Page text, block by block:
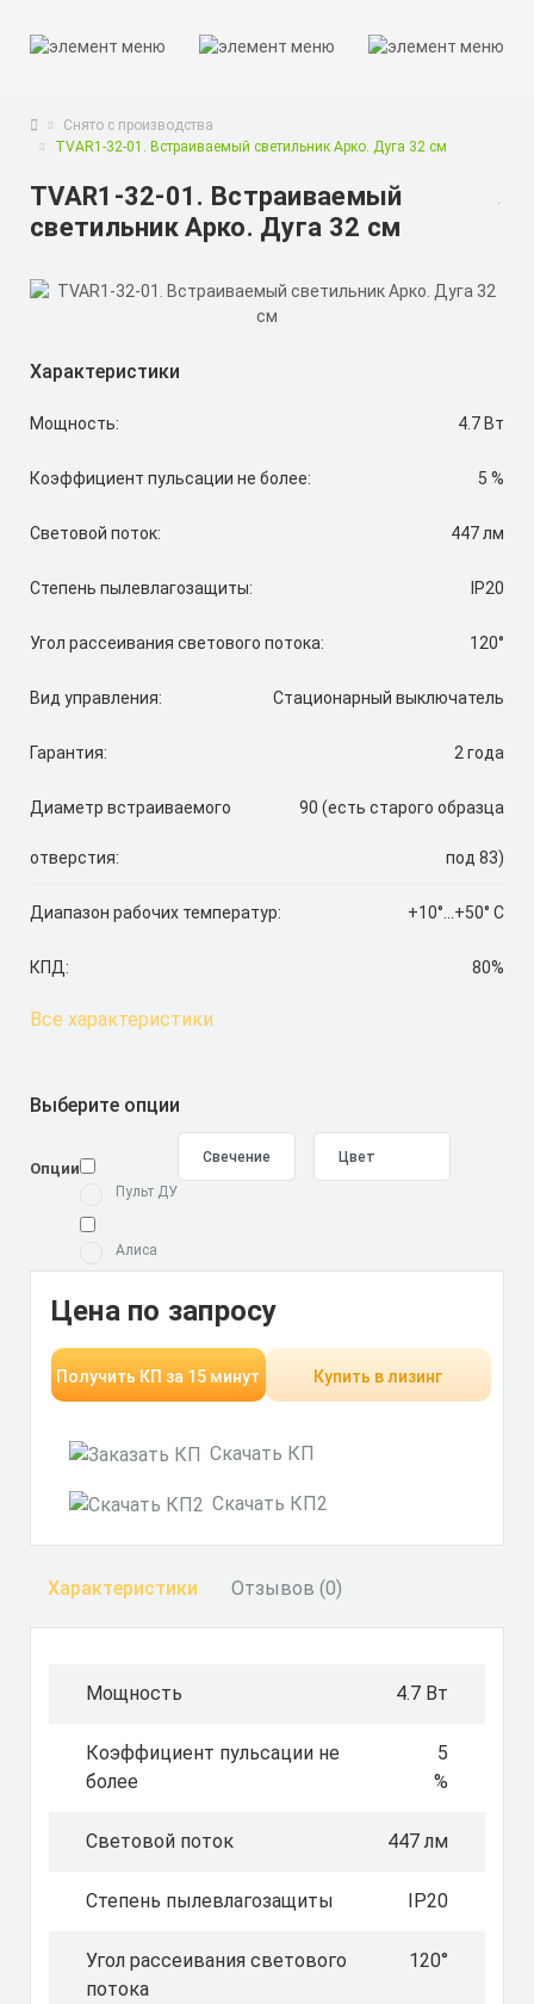
Снято с производства
TVAR1-32-01. Встраиваемый светильник Арко. Дуга 32 см
TVAR1-32-01. Встраиваемый
светильник Арко. Дуга 32 см
Характеристики
Мощность: 4.7 Вт
Коэффициент пульсации не более: 5 %
Световой поток: 447 лм
Степень пылевлагозащиты: IP20
Угол рассеивания светового потока: 120°
Вид управления: Стационарный выключатель
Гарантия: 2 года
Диаметр встраиваемого
отверстия:
90 (есть старого образца
под 83)
Диапазон рабочих температур: +10°...+50° С
КПД: 80%
Все характеристики
Выберите опции
Опции
Пульт ДУ
Алиса
Цена по запросу
Получить КП за 15 минут Купить в лизинг
Скачать КП
Скачать КП2
Характеристики Отзывов (0)
Мощность 4.7 Вт
Коэффициент пульсации не
более
5
%
Световой поток 447 лм
Степень пылевлагозащиты IP20
Угол рассеивания светового
потока
120°